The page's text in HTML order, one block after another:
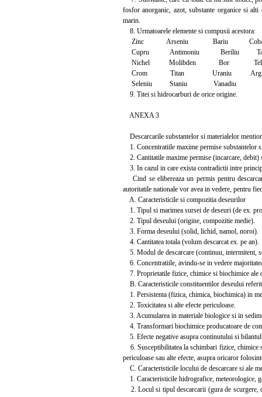
fosfor anorganic, azot, substante organice si
marin.
8. Urmatoarele elemente si compusii acestora:
Zinc Arseniu Bariu
Cupru Antimoniu Beriliu
Nichel Molibden Bor
Crom Titan Uraniu
Seleniu Staniu Vanadiu
9. Titei si hidrocarburi de orice origine.
ANEXA 3
Descarcarile substantelor si materialelor
1. Concentratiile maxime permise substantelor
2. Cantitatile maxime permise (incarcare, debit)
3. In cazul in care exista contradictii intre
Cind se elibereaza un permis pentru
autoritatile nationale vor avea in vedere, pentru
A. Caracteristicile si compozitia deseurilor
1. Tipul si marimea sursei de deseuri (de ex.
2. Tipul deseului (origine, compozitie medie).
3. Forma deseului (solid, lichid, namol, noroi).
4. Cantitatea totala (volum descarcat ex. pe an).
5. Modul de descarcare (continuu, intermitent,
6. Concentratiile, avindu-se in vedere
7. Proprietatile fizice, chimice si biochimice ale
B. Caracteristicile constituentilor deseului
1. Persistenta (fizica, chimica, biochimica) in
2. Toxicitatea si alte efecte periculoase.
3. Acumularea in materiale biologice si in
4. Transformari biochimice producatoare de
5. Efecte negative asupra continutului si
6. Susceptibilitatea la schimbari fizice, chimice
periculoase sau alte efecte, asupra oricaror
C. Caracteristicile locului de descarcare si ale
1. Caracteristicile hidrografice, meteorologice,
2. Locul si tipul descarcarii (gura de scurgere,